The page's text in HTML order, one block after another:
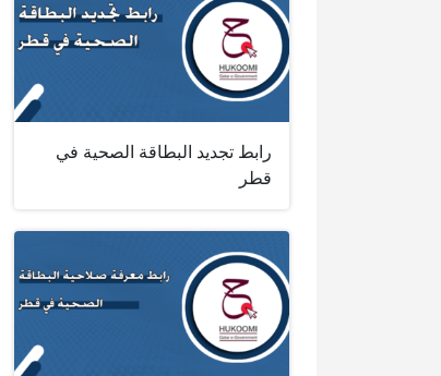
رابط تجديد البطاقة الصحية في
قطر